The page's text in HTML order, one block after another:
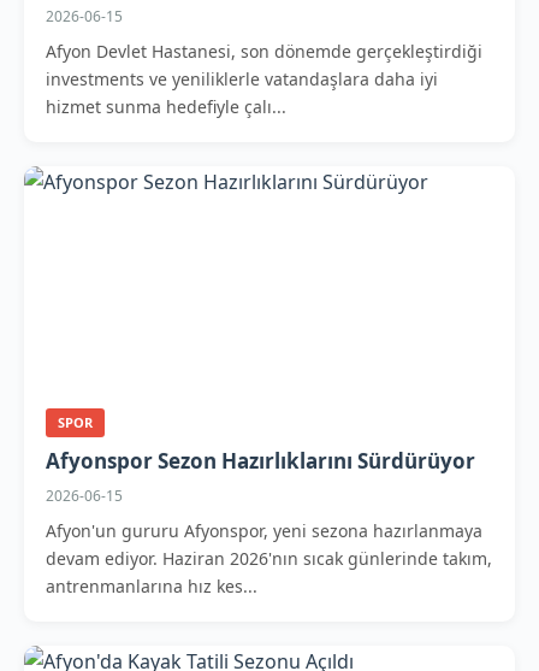
2026-06-15
Afyon Devlet Hastanesi, son dönemde gerçekleştirdiği
investments ve yeniliklerle vatandaşlara daha iyi
hizmet sunma hedefiyle çalı...
SPOR
Afyonspor Sezon Hazırlıklarını Sürdürüyor
2026-06-15
Afyon'un gururu Afyonspor, yeni sezona hazırlanmaya
devam ediyor. Haziran 2026'nın sıcak günlerinde takım,
antrenmanlarına hız kes...